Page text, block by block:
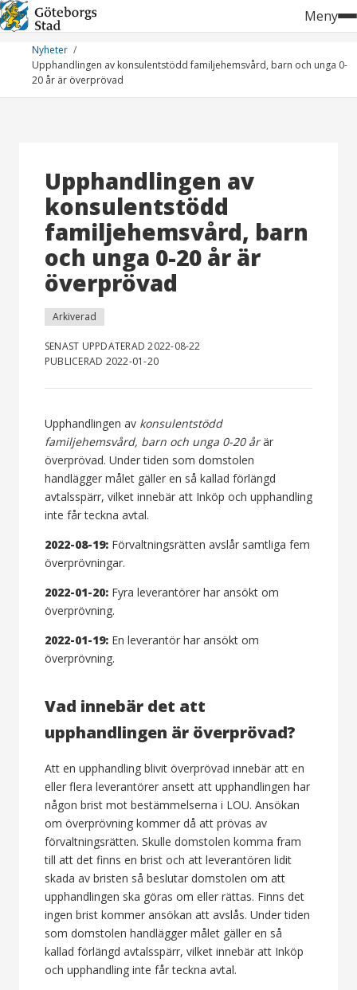
Hoppa
till
innehåll
Meny
Nyheter
Upphandlingen av konsulentstödd familjehemsvård, barn och unga 0-
20 år är överprövad
Upphandlingen av
konsulentstödd
familjehemsvård, barn
och unga 0-20 år är
överprövad
Arkiverad
SENAST UPPDATERAD 2022-08-22
PUBLICERAD 2022-01-20
Upphandlingen av konsulentstödd
familjehemsvård, barn och unga 0-20 årär
överprövad. Under tiden som domstolen
handlägger målet gäller en så kallad förlängd
avtalsspärr, vilket innebär att Inköp och upphandling
inte får teckna avtal.
2022-08-19: Förvaltningsrätten avslår samtliga fem
överprövningar.
2022-01-20: Fyra leverantörer har ansökt om
överprövning.
2022-01-19: En leverantör har ansökt om
överprövning.
Vad innebär det att
upphandlingen är överprövad?
Att en upphandling blivit överprövad innebär att en
eller flera leverantörer ansett att upphandlingen har
någon brist mot bestämmelserna i LOU. Ansökan
om överprövning kommer då att prövas av
förvaltningsrätten. Skulle domstolen komma fram
till att det finns en brist och att leverantören lidit
skada av bristen så beslutar domstolen om att
upphandlingen ska göras om eller rättas. Finns det
ingen brist kommer ansökan att avslås. Under tiden
som domstolen handlägger målet gäller en så
kallad förlängd avtalsspärr, vilket innebär att Inköp
och upphandling inte får teckna avtal.